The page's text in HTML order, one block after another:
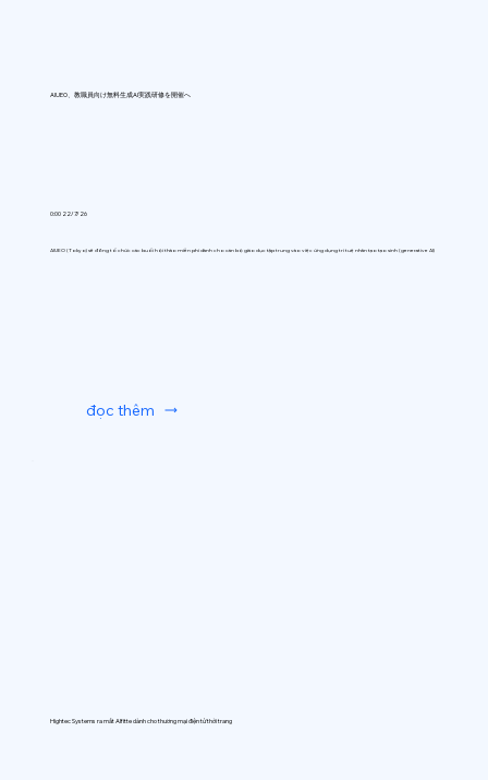
AIUEO、教職員向け無料生成AI実践研修を開催へ
0:00 22/7/26
AIUEO (Tokyo) sẽ đồng tổ chức các buổi hội thảo miễn phí dành cho cán bộ giáo dục tập trung vào việc ứng dụng trí tuệ nhân tạo tạo sinh (generative AI)
đọc thêm
Hightec Systems ra mắt AIfitte dành cho thương mại điện tử thời trang